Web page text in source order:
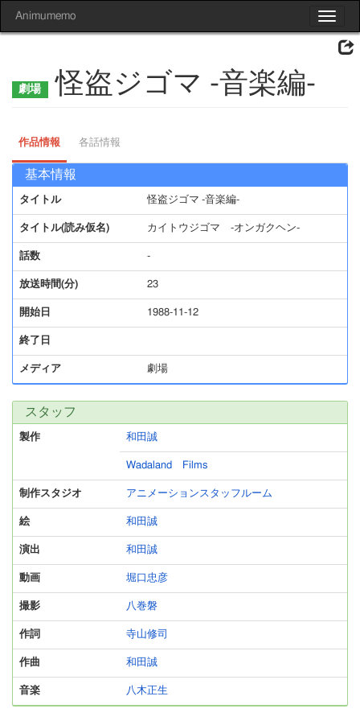
Toggle
Animumemo
怪盗ジゴマ -音楽編-
作品情報 各話情報
基本情報
タイトル 怪盗ジゴマ -音楽編-
タイトル(読み仮名) カイトウジゴマ -オンガクヘン-
話数 -
放送時間(分) 23
開始日 1988-11-12
終了日
メディア 劇場
スタッフ
製作 和田誠
Wadaland Films
制作スタジオ アニメーションスタッフルーム
絵 和田誠
演出 和田誠
動画 堀口忠彦
撮影 八巻磐
作詞 寺山修司
作曲 和田誠
音楽 八木正生